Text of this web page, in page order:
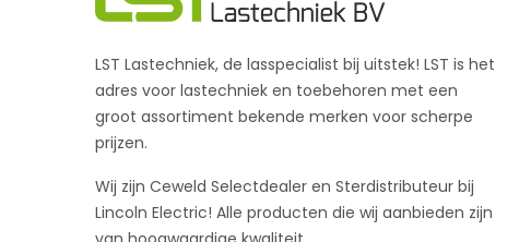
LST Lastechniek, de lasspecialist bij uitstek! LST is het
adres voor lastechniek en toebehoren met een
groot assortiment bekende merken voor scherpe
prijzen.
Wij zijn Ceweld Selectdealer en Sterdistributeur bij
Lincoln Electric! Alle producten die wij aanbieden zijn